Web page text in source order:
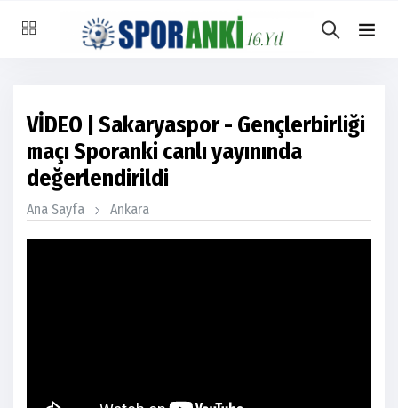
VİDEO | Sakaryaspor - Gençlerbirliği
maçı Sporanki canlı yayınında
değerlendirildi
Ana Sayfa Ankara